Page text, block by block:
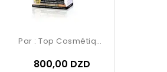
Par : Top Cosmétiques
800,00 DZD